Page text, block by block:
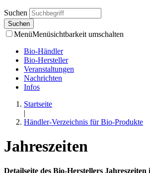
Suchen
MenüMenüsichtbarkeit umschalten
Bio-Händler
Bio-Hersteller
Veranstaltungen
Nachrichten
Infos
Startseite
|
Händler-Verzeichnis für Bio-Produkte
Jahreszeiten
Detailseite des Bio-Herstellers